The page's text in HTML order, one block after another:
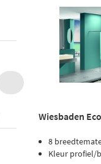
Wiesbaden
8
Kleur profiel/